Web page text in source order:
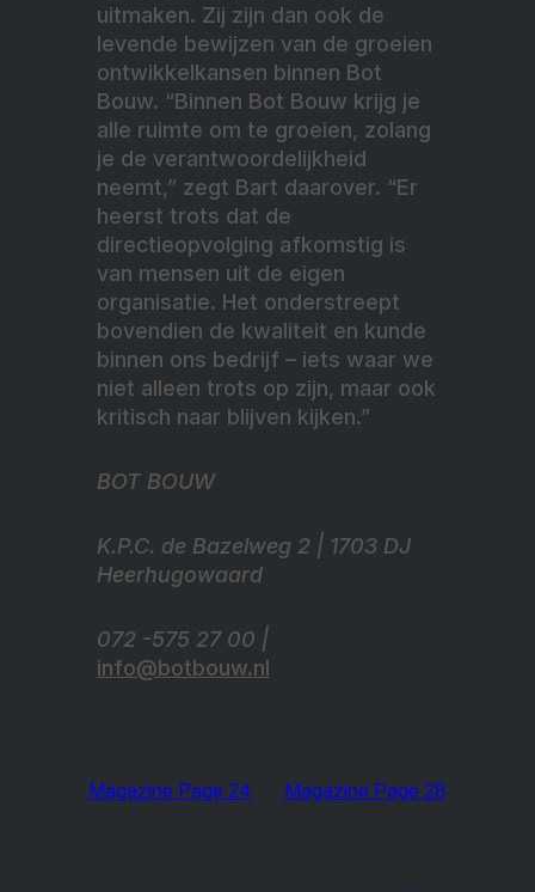
uitmaken. Zij zijn dan ook de
levende bewijzen van de groeien
ontwikkelkansen binnen Bot
Bouw. “Binnen Bot Bouw krijg je
alle ruimte om te groeien, zolang
je de verantwoordelijkheid
neemt,” zegt Bart daarover. “Er
heerst trots dat de
directieopvolging afkomstig is
van mensen uit de eigen
organisatie. Het onderstreept
bovendien de kwaliteit en kunde
binnen ons bedrijf – iets waar we
niet alleen trots op zijn, maar ook
kritisch naar blijven kijken.”
BOT BOUW
K.P.C. de Bazelweg 2 | 1703 DJ
Heerhugowaard
072 -575 27 00 |
info@botbouw.nl
Magazine Page 24 Magazine Page 28